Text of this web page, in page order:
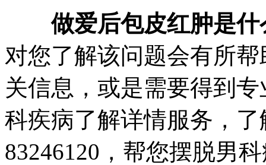
做爱后包皮红肿是
对您了解该问题会有所
关信息，或是需要得到
科疾病了解详情服务， 了
83246120，帮您摆脱男